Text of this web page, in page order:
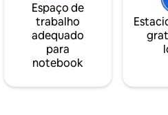
Espaço de
trabalho
adequado
para
notebook